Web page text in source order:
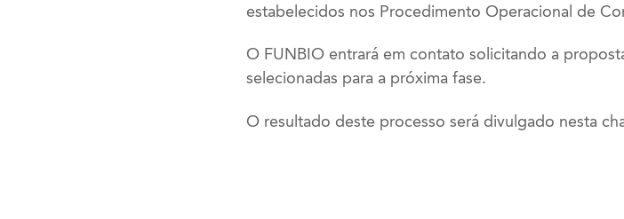
estabelecidos nos Procedimento Operacional de
O FUNBIO entrará em contato solicitando a
selecionadas para a próxima fase.
O resultado deste processo será divulgado nesta